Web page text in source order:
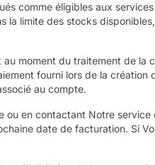
comme éligibles aux
limite des stocks
moment du traitement de la
fourni lors de la création
au compte.
en contactant Notre
date de facturation. Si